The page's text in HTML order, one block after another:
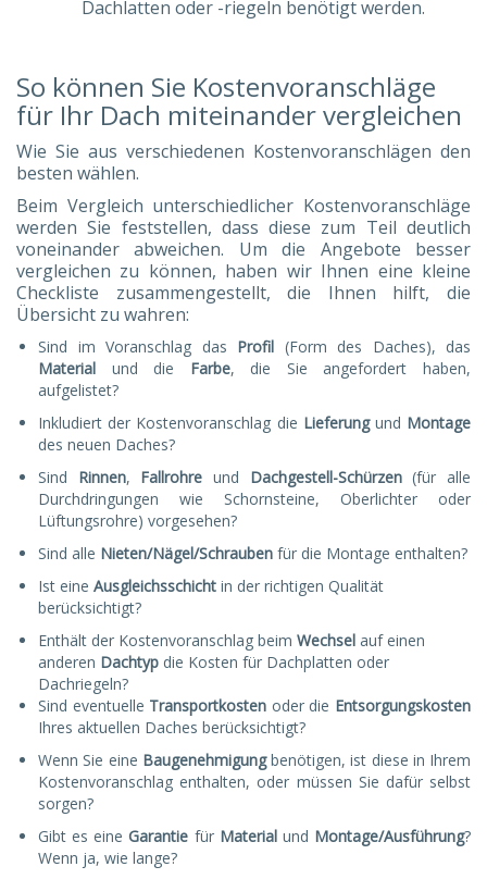
Dachlatten oder -riegeln benötigt werden.
So können Sie Kostenvoranschläge
für Ihr Dach miteinander vergleichen
Wie Sie aus verschiedenen Kostenvoranschlägen den
besten wählen.
Beim Vergleich unterschiedlicher Kostenvoranschläge
werden Sie feststellen, dass diese zum Teil deutlich
voneinander abweichen. Um die Angebote besser
vergleichen zu können, haben wir Ihnen eine kleine
Checkliste zusammengestellt, die Ihnen hilft, die
Übersicht zu wahren:
Sind im Voranschlag das Profil (Form des Daches), das
Material und die Farbe, die Sie angefordert haben,
aufgelistet?
Inkludiert der Kostenvoranschlag die Lieferungund Montage
des neuen Daches?
Sind Rinnen, Fallrohre und Dachgestell-Schürzen(für alle
Durchdringungen wie Schornsteine, Oberlichter oder
Lüftungsrohre) vorgesehen?
Sind alle Nieten/Nägel/Schrauben für die Montage enthalten?
Ist eine Ausgleichsschicht in der richtigen Qualität
berücksichtigt?
Enthält der Kostenvoranschlag beim Wechsel auf einen
anderen Dachtyp die Kosten für Dachplatten oder
Dachriegeln?
Sind eventuelle Transportkosten oder die Entsorgungskosten
Ihres aktuellen Daches berücksichtigt?
Wenn Sie eine Baugenehmigungbenötigen, ist diese in Ihrem
Kostenvoranschlag enthalten, oder müssen Sie dafür selbst
sorgen?
Gibt es eineGarantie für Materialund Montage/Ausführung?
Wenn ja, wie lange?